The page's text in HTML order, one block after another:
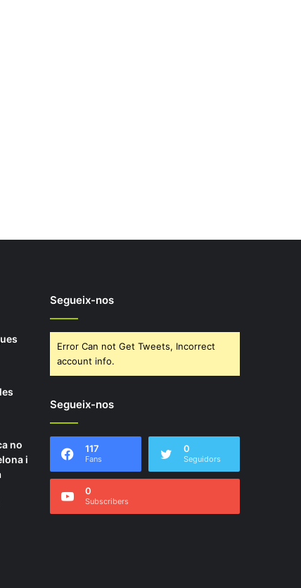
no
i
Segueix-nos
Error Can not Get Tweets, Incorrect
account info.
Segueix-nos
117
Fans
0
Seguidors
0
Subscribers